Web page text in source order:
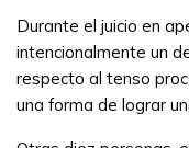
Durante el juicio en
intencionalmente un
respecto al tenso
una forma de lograr